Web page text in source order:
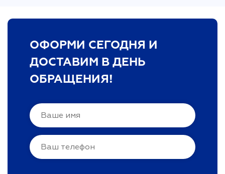
ОФОРМИ СЕГОДНЯ И
ДОСТАВИМ В ДЕНЬ
ОБРАЩЕНИЯ!